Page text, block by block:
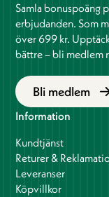
Samla bonuspoäng
erbjudanden. Som
över 699 kr.
bättre – bli medlem
Bli medlem
Information
Kundtjänst
Returer &
Leveranser
Köpvillkor